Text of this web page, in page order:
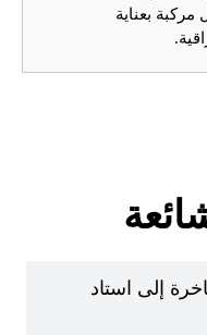
مركبة بعناية
إلى استاد